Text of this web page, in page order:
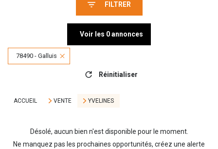
FILTRER
Voir les 0annonces
78490 - Galluis
Réinitialiser
ACCUEIL VENTE YVELINES
Désolé, aucun bien n'est disponible pour le moment.
Ne manquez pas les prochaines opportunités, créez une alerte